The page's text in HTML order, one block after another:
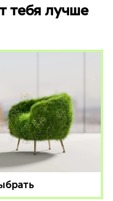
тебя лучше